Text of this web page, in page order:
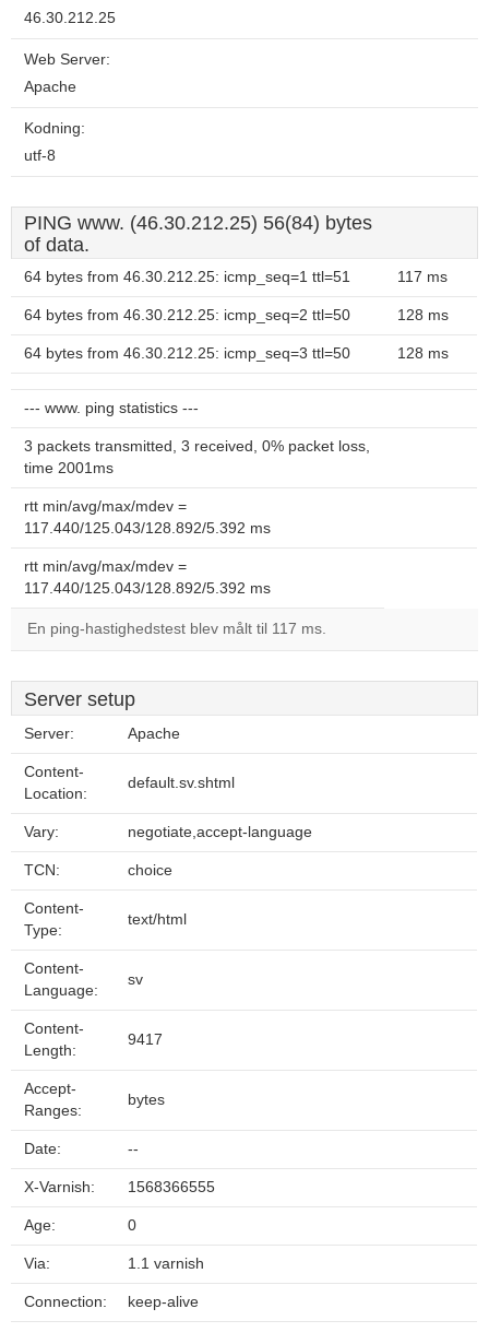
46.30.212.25
Web Server:
Apache
Kodning:
utf-8
PING www. (46.30.212.25) 56(84) bytes
of data.
64 bytes from 46.30.212.25: icmp_seq=1 ttl=51 117 ms
64 bytes from 46.30.212.25: icmp_seq=2 ttl=50 128 ms
64 bytes from 46.30.212.25: icmp_seq=3 ttl=50 128 ms
--- www. ping statistics ---
3 packets transmitted, 3 received, 0% packet loss,
time 2001ms
rtt min/avg/max/mdev =
117.440/125.043/128.892/5.392 ms
rtt min/avg/max/mdev =
117.440/125.043/128.892/5.392 ms
En ping-hastighedstest blev målt til 117 ms.
Server setup
Server: Apache
Content-
Location:
default.sv.shtml
Vary: negotiate,accept-language
TCN: choice
Content-
Type:
text/html
Content-
Language:
sv
Content-
Length:
9417
Accept-
Ranges:
bytes
Date: --
X-Varnish: 1568366555
Age: 0
Via: 1.1 varnish
Connection: keep-alive